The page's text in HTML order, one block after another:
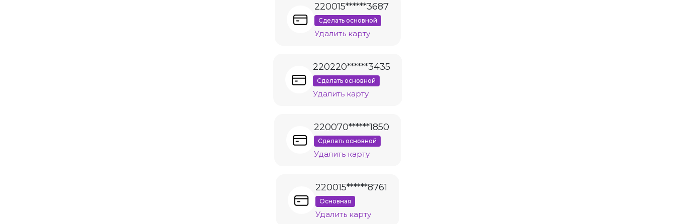
220015******3687
Сделать основной
Удалить карту
220220******3435
Сделать основной
Удалить карту
220070******1850
Сделать основной
Удалить карту
220015******8761
Основная
Удалить карту